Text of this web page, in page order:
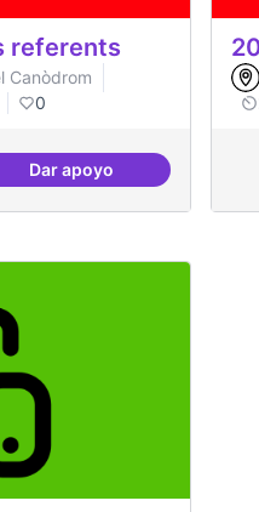
referents
Canòdrom
0
Dar apoyo30 projectes residents